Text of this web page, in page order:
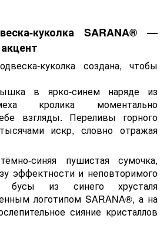
куколка SARANA® —
куколка создана, чтобы
в ярко-синем наряде из
кролика моментально
взгляды. Переливы горного
искр, словно отражая
синяя пушистая сумочка,
эффектности и неповторимого
из синего хрусталя
логотипом SARANA®, а на
сияние кристаллов